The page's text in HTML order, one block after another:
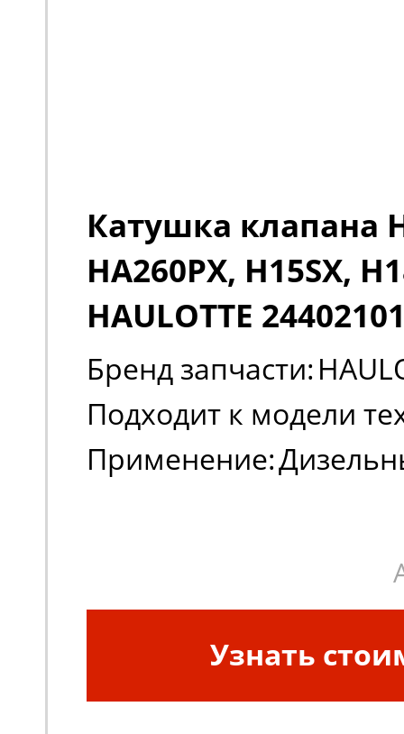
Катушка клапана
HA260PX, H15SX,
HAULOTTE
Бренд запчасти:
Подходит к модели
Применение:
Узнать